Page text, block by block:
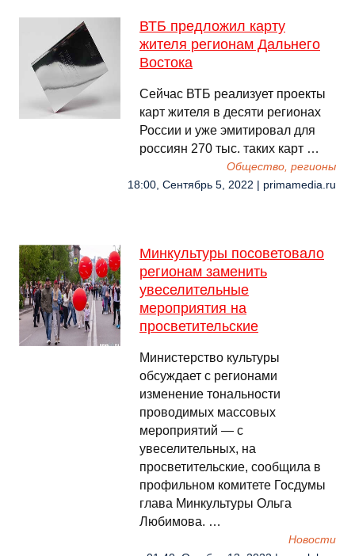
ВТБ предложил карту
жителя регионам Дальнего
Востока
Сейчас ВТБ реализует проекты
карт жителя в десяти регионах
России и уже эмитировал для
россиян 270 тыс. таких карт …
Общество, регионы
18:00, Сентябрь 5, 2022 | primamedia.ru
Минкультуры посоветовало
регионам заменить
увеселительные
мероприятия на
просветительские
Министерство культуры
обсуждает с регионами
изменение тональности
проводимых массовых
мероприятий — с
увеселительных, на
просветительские, сообщила в
профильном комитете Госдумы
глава Минкультуры Ольга
Любимова. …
Новости